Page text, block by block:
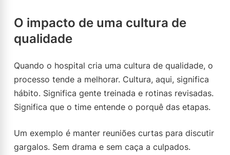
O impacto de uma cultura de
qualidade
Quando o hospital cria uma cultura de qualidade, o
processo tende a melhorar. Cultura, aqui, significa
hábito. Significa gente treinada e rotinas revisadas.
Significa que o time entende o porquê das etapas.
Um exemplo é manter reuniões curtas para discutir
gargalos. Sem drama e sem caça a culpados.